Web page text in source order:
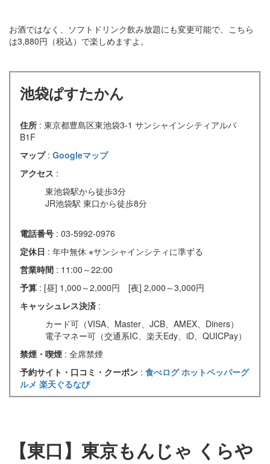
お酒ではなく、ソフトドリンク飲み放題にも変更可能で、こちら
は3,880円（税込）で楽しめますよ。
池袋ぱすたかん
住所 : 東京都豊島区東池袋3-1 サンシャインシティアルパ
B1F
マップ : Googleマップ
アクセス :
東池袋駅から徒歩3分
JR池袋駅 東口から徒歩8分
電話番号 : 03-5992-0976
定休日 : 年中無休 ※サンシャインシティに準ずる
営業時間 : 11:00～22:00
予算 : [昼] 1,000～2,000円 [夜] 2,000～3,000円
キャッシュレス決済 :
カード可（VISA、Master、JCB、AMEX、Diners）
電子マネー可（交通系IC、楽天Edy、iD、QUICPay）
禁煙・喫煙 : 全席禁煙
予約サイト・口コミ・クーポン : 食べログホットペッパーグ
ルメ 楽天ぐるなび
【東口】東京もんじゃ くらや